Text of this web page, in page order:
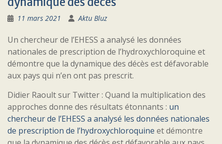
11 mars 2021 Aktu Bluz
Un chercheur de l’EHESS a analysé les données
nationales de prescription de l’hydroxychloroquine et
démontre que la dynamique des décès est défavorable
aux pays qui n’en ont pas prescrit.
Didier Raoult sur Twitter : Quand la multiplication des
approches donne des résultats étonnants : un
chercheur de l’EHESS a analysé les données nationales
de prescription de l’hydroxychloroquine et démontre